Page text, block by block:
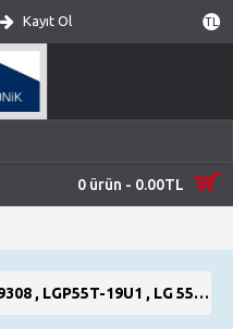
TL
Kayıt Ol
0 ürün - 0.00TL
, LGP55T-19U1 , LG
EAX68284302 (1.0) , EAY65149308 , LGP55T-19U1 , LG 55UQ75006LF , 55UP7500PVG , POWER BOARD